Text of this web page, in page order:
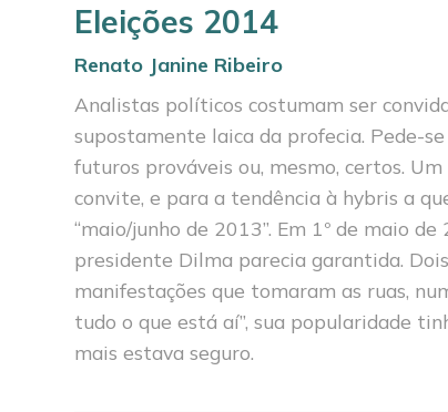
Eleições 2014
Renato Janine Ribeiro
Analistas políticos costumam ser
suposta­mente laica da profecia. Pede-
futuros prováveis ou, mesmo, cer­tos.
convite, e para a ten­dência à hybris a
“maio/junho de 2013”. Em 1º de maio
presidente Dilma parecia garantida.
manifestações que tomaram as ruas,
tudo o que está aí”, sua popularidade
mais estava seguro.